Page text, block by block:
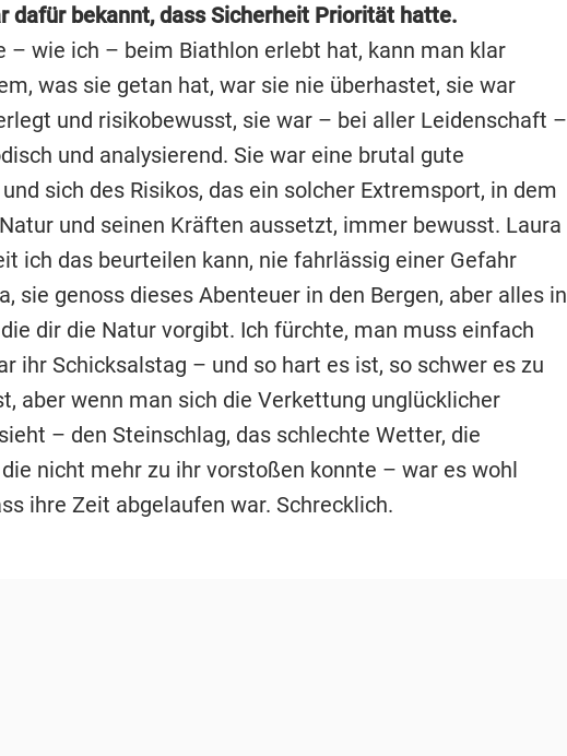
dafür bekannt, dass Sicherheit Priorität hatte.
– wie ich – beim Biathlon erlebt hat, kann man klar
was sie getan hat, war sie nie überhastet, sie war
und risikobewusst, sie war – bei aller Leidenschaft –
und analysierend. Sie war eine brutal gute
sich des Risikos, das ein solcher Extremsport, in dem
und seinen Kräften aussetzt, immer bewusst. Laura
ich das beurteilen kann, nie fahrlässig einer Gefahr
sie genoss dieses Abenteuer in den Bergen, aber alles in
dir die Natur vorgibt. Ich fürchte, man muss einfach
ihr Schicksalstag – und so hart es ist, so schwer es zu
aber wenn man sich die Verkettung unglücklicher
– den Steinschlag, das schlechte Wetter, die
nicht mehr zu ihr vorstoßen konnte – war es wohl
ihre Zeit abgelaufen war. Schrecklich.